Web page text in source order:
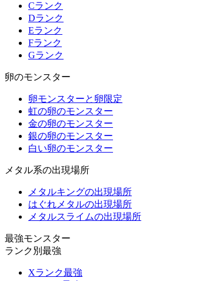
Cランク
Dランク
Eランク
Fランク
Gランク
卵のモンスター
卵モンスターと卵限定
虹の卵のモンスター
金の卵のモンスター
銀の卵のモンスター
白い卵のモンスター
メタル系の出現場所
メタルキングの出現場所
はぐれメタルの出現場所
メタルスライムの出現場所
最強モンスター
ランク別最強
Xランク最強